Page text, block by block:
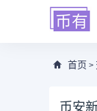
首页 >
币安